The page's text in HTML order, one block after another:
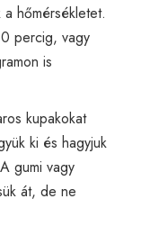
hőmérsékletet.
percig, vagy
is
kupakokat
ki és hagyjuk
gumi vagy
át, de ne